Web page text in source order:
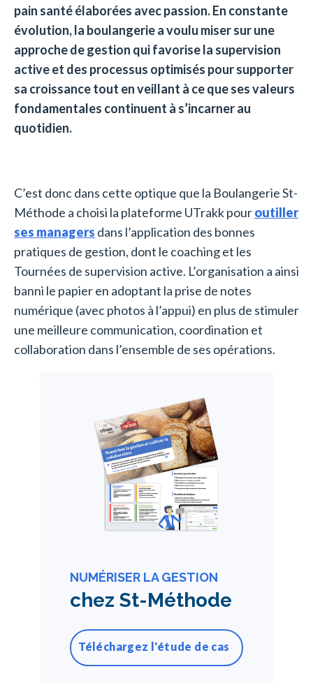
pain santé élaborées avec passion. En constante
évolution, la boulangerie a voulu miser sur une
approche de gestion qui favorise la supervision
active et des processus optimisés pour supporter
sa croissance tout en veillant à ce que ses valeurs
fondamentales continuent à s’incarner au
quotidien.
C’est donc dans cette optique que la Boulangerie St-
Méthode a choisi la plateforme UTrakk pouroutiller
ses managers dans l’application des bonnes
pratiques de gestion, dont le coaching et les
Tournées de supervision active. L’organisation a ainsi
banni le papier en adoptant la prise de notes
numérique (avec photos à l’appui) en plus de stimuler
une meilleure communication, coordination et
collaboration dans l’ensemble de ses opérations.
NUMÉRISER LA GESTION
chez St-Méthode
Téléchargez l'étude de cas